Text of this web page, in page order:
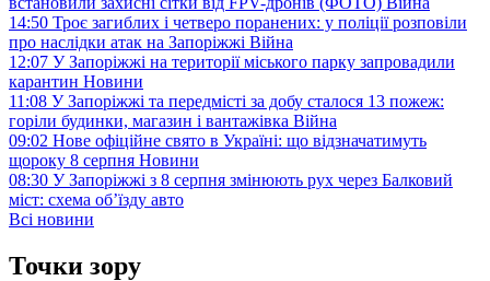
14:50 Троє загиблих і четверо поранених: у поліції розповіли
про наслідки атак на Запоріжжі Війна
12:07 У Запоріжжі на території міського парку запровадили
карантин Новини
11:08 У Запоріжжі та передмісті за добу сталося 13 пожеж:
горіли будинки, магазин і вантажівка Війна
09:02 Нове офіційне свято в Україні: що відзначатимуть
щороку 8 серпня Новини
08:30 У Запоріжжі з 8 серпня змінюють рух через Балковий
міст: схема об’їзду авто
Всі новини
Точки зору